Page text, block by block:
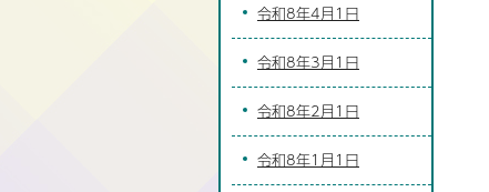
令和8年4月1日
令和8年3月1日
令和8年2月1日
令和8年1月1日